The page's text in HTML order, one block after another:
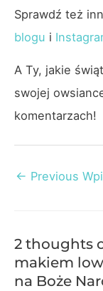
Sprawdź też
blogu i
A Ty, jakie
swojej
komentarzach!
Post
← Previous
2 thoughts
makiem
na Boże